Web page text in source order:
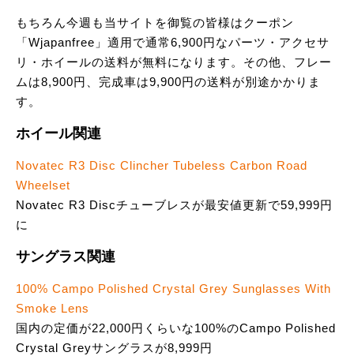
もちろん今週も当サイトを御覧の皆様はクーポン
「Wjapanfree」適用で通常6,900円なパーツ・アクセサ
リ・ホイールの送料が無料になります。その他、フレー
ムは8,900円、完成車は9,900円の送料が別途かかりま
す。
ホイール関連
Novatec R3 Disc Clincher Tubeless Carbon Road
Wheelset
Novatec R3 Discチューブレスが最安値更新で59,999円
に
サングラス関連
100% Campo Polished Crystal Grey Sunglasses With
Smoke Lens
国内の定価が22,000円くらいな100%のCampo Polished
Crystal Greyサングラスが8,999円